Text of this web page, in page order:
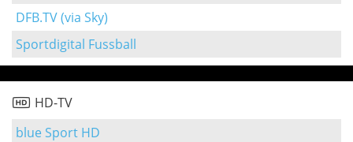
DFB.TV (via Sky)
Sportdigital Fussball
HD-TV
blue Sport HD